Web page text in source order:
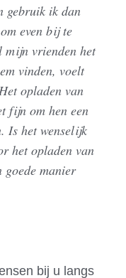
gebruik ik dan
even bij te
mijn vrienden het
vinden, voelt
opladen van
fijn om hen een
Is het wenselijk
het opladen van
goede manier
bij u langs